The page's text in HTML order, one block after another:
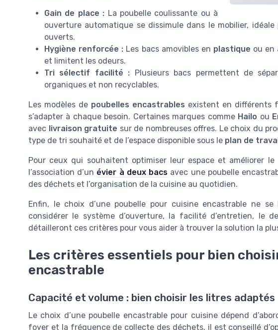
Gain de place : La poubelle coulissante ou à
ouverture automatique se dissimule dans le mobilier,
ouverts.
Hygiène renforcée : Les bacs amovibles en plastique ou en
et limitent les odeurs.
Tri sélectif facilité : Plusieurs bacs permettent de
organiques et non recyclables.
Les modèles de poubelles encastrables existent en différents
s’adapter à chaque besoin. Certaines marques comme Hailo ou
avec livraison gratuite sur de nombreuses offres. Le choix du
type de tri souhaité et de l’espace disponible sous le plan de
Pour ceux qui souhaitent optimiser leur espace et améliorer
l’association d’un évier à deux bacs avec une poubelle
des déchets et l’organisation de la cuisine au quotidien.
Enfin, le choix d’une poubelle pour cuisine encastrable ne
considérer le système d’ouverture, la facilité d’entretien, le
détailleront ces critères pour vous aider à trouver la solution la
Les critères essentiels pour bien
encastrable
Capacité et volume : bien choisir les litres adaptés
Le choix d’une poubelle encastrable pour cuisine dépend
foyer et la fréquence de collecte des déchets, il est conseillé